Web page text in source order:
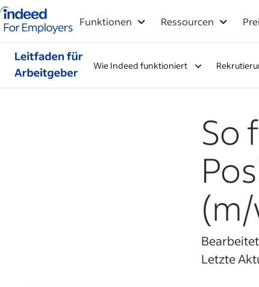
Indeed-Startseite für Arbeitgeber
Funktionen Ressourcen
Wie Indeed funktioniert
So
Letzte